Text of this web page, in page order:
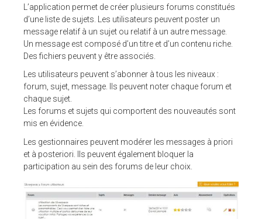
POURQUOI CHOISIR SILVERPEAS ?
Ses multiples fonctionnalités
Son application Mobile
Ses modules additionnels
Sa sécurité des données
Un service professionnel
Pour ses tarifs transparents
CLIENTS
Témoignages clients
Fonctionnalités
L’application permet de créer plusieurs forums constitués
d’une liste de sujets. Les utilisateurs peuvent poster un
message relatif à un sujet ou relatif à un autre message.
Un message est composé d’un titre et d’un contenu riche.
Des fichiers peuvent y être associés.
Les utilisateurs peuvent s’abonner à tous les niveaux :
forum, sujet, message. Ils peuvent noter chaque forum et
chaque sujet.
Les forums et sujets qui comportent des nouveautés sont
mis en évidence.
Les gestionnaires peuvent modérer les messages à priori
et à posteriori. Ils peuvent également bloquer la
participation au sein des forums de leur choix.